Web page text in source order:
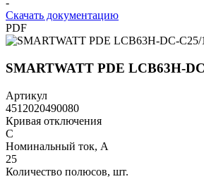
-
Скачать документацию
PDF
SMARTWATT PDE LCB63H-
Артикул
4512020490080
Кривая отключения
C
Номинальный ток, А
25
Количество полюсов, шт.